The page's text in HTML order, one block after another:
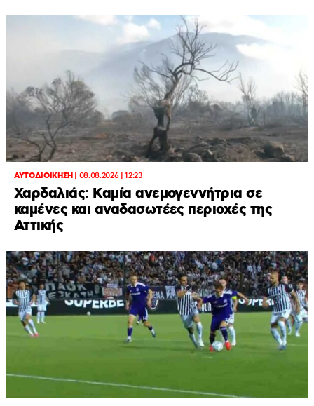
ΑΥΤΟΔΙΟΙΚΗΣΗ| 08.08.2026 | 12:23
Χαρδαλιάς: Καμία ανεμογεννήτρια σε
καμένες και αναδασωτέες περιοχές της
Αττικής